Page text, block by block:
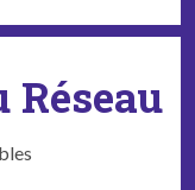
Réseau